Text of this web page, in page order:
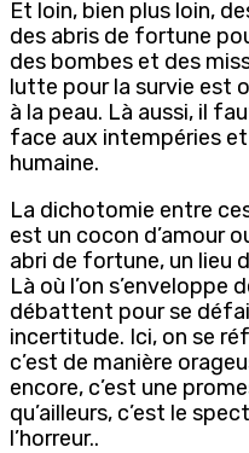
Et loin, bien plus loin,
des abris de fortune
des bombes et des
lutte pour la survie est
à la peau. Là aussi, il
face aux intempéries
humaine.
La dichotomie entre
est un cocon d’amour
abri de fortune, un lieu
Là où l’on s’enveloppe
débattent pour se
incertitude. Ici, on se
c’est de manière
encore, c’est une
qu’ailleurs, c’est le
l’horreur..